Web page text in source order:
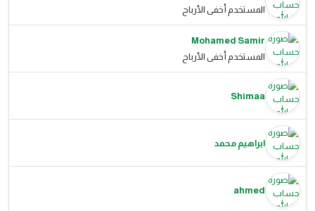
المستخدم أخفى الأرباح
Mohamed Samir
المستخدم أخفى الأرباح
Shimaa
ابراهيم محمد
ahmed